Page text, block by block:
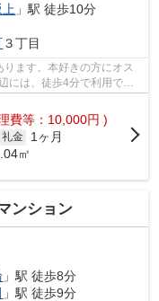
」駅 徒歩10分
３丁目
ます。本好きの方にオス
には、徒歩4分で利用でき
費等：10,000円 )
礼金
1ヶ月
㎡
ンション
」駅 徒歩8分
」駅 徒歩9分